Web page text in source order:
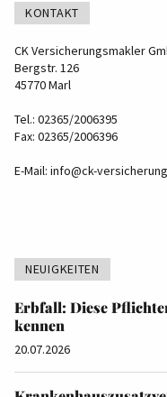
KONTAKT
CK Versicherungsmakler
Bergstr. 126
45770 Marl
Tel.: 02365/2006395
Fax: 02365/2006396
E-Mail: info@ck-
NEUIGKEITEN
Erbfall: Diese
kennen
20.07.2026